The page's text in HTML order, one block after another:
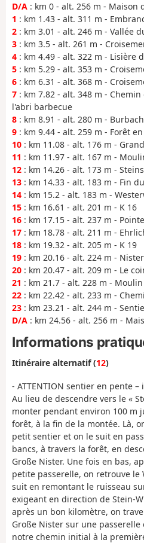
D/A : km 0 - alt. 256 m - Maison
1 : km 1.43 - alt. 311 m -
2 : km 3.01 - alt. 246 m - Vallée
3 : km 3.5 - alt. 261 m -
4 : km 4.49 - alt. 322 m - Lisière
5 : km 5.29 - alt. 353 m -
6 : km 6.31 - alt. 368 m -
7 : km 7.82 - alt. 348 m -
l'abri barbecue
8 : km 8.91 - alt. 280 m - Burbach
9 : km 9.44 - alt. 259 m - Forêt
10 : km 11.08 - alt. 176 m -
11 : km 11.97 - alt. 167 m -
12 : km 14.26 - alt. 173 m -
13 : km 14.33 - alt. 183 m - Fin
14 : km 15.2 - alt. 183 m -
15 : km 16.61 - alt. 201 m - K 16
16 : km 17.15 - alt. 237 m -
17 : km 18.78 - alt. 211 m -
18 : km 19.32 - alt. 205 m - K 19
19 : km 20.16 - alt. 224 m -
20 : km 20.47 - alt. 209 m - Le
21 : km 21.7 - alt. 228 m -
22 : km 22.42 - alt. 233 m -
23 : km 23.21 - alt. 244 m -
D/A : km 24.56 - alt. 256 m -
Informations
Itinéraire alternatif (12)
- ATTENTION sentier en pente
Au lieu de descendre vers le «
monter pendant environ 100 m
forêt, à la fin de la montée. Là,
petit sentier et on le suit en
bancs, à travers la forêt, en
Große Nister. Une fois en bas,
petite passerelle, on retrouve le
suit en remontant le ruisseau
exigeant en direction de Stein-
après un bon kilomètre, on
Große Nister sur une
notre chemin initial à la